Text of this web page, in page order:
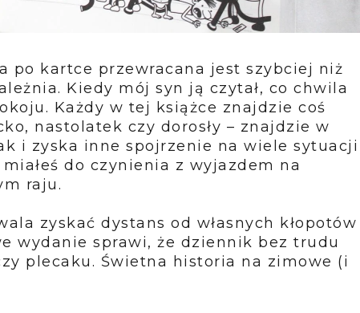
po kartce przewracana jest szybciej niż
Kiedy mój syn ją czytał, co chwila
Każdy w tej książce znajdzie coś
nastolatek czy dorosły – znajdzie w
i zyska inne spojrzenie na wiele sytuacji
do czynienia z wyjazdem na
raju.
zyskać dystans od własnych kłopotów
wydanie sprawi, że dziennik bez trudu
plecaku. Świetna historia na zimowe (i